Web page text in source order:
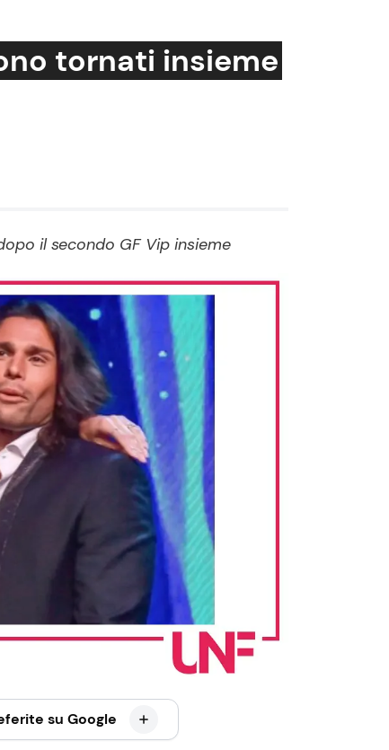
Le Ricette in TV
Ricette Facili e Veloci
Ricette Feste
Ricette per Bambini
tornati insieme
il secondo GF Vip insieme
su Google